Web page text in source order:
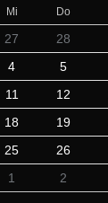
Mi Do
27 28
4 5
11 12
18 19
25 26
1 2